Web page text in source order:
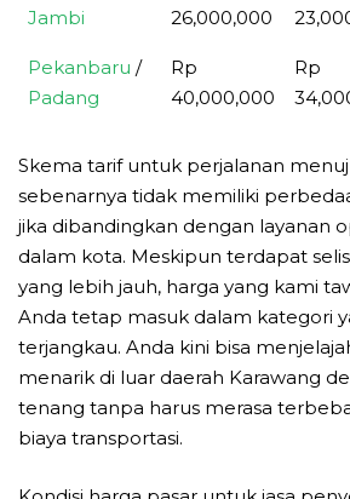
Jambi
26,000,000
Pekanbaru /
Padang
Rp
40,000,000
Rp
Skema tarif untuk perjalanan
sebenarnya tidak memiliki
jika dibandingkan dengan layanan
dalam kota. Meskipun terdapat
yang lebih jauh, harga yang kami
Anda tetap masuk dalam kategori
terjangkau. Anda kini bisa
menarik di luar daerah Karawang
tenang tanpa harus merasa
biaya transportasi.